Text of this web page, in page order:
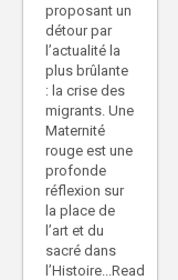
proposant un
détour par
l’actualité la
plus brûlante
: la crise des
migrants. Une
Maternité
rouge est une
profonde
réflexion sur
la place de
l’art et du
sacré dans
l’Histoire...Read